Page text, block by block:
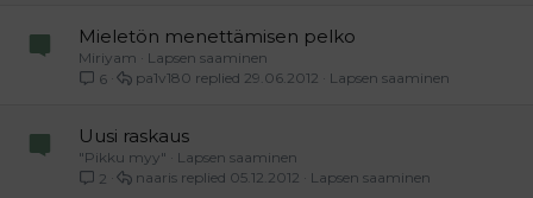
Mieletön menettämisen pelko
Miriyam
Lapsen saaminen
6
Lapsen saaminen
29.06.2012
pa1v180
Uusi raskaus
"Pikku myy"
Lapsen saaminen
2
Lapsen saaminen
05.12.2012
naaris